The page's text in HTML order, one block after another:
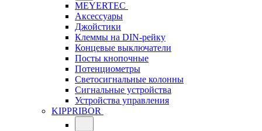
MEYERTEC
Аксессуары
Джойстики
Клеммы на DIN-рейку
Концевые выключатели
Посты кнопочные
Потенциометры
Светосигнальные колонны
Сигнальные устройства
Устройства управления
KIPPRIBOR